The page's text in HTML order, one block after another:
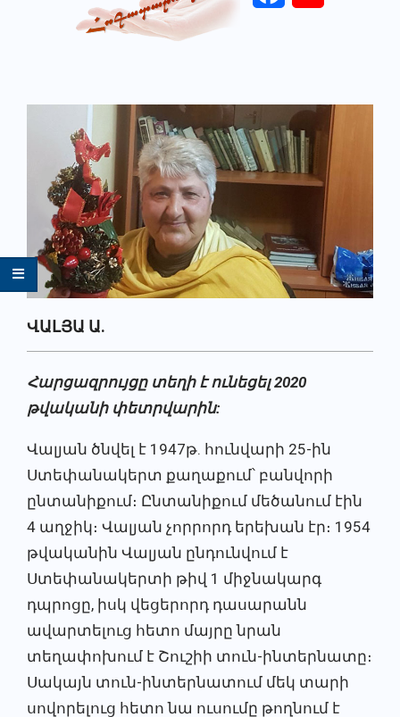
ՎԱԼՅԱ Ա.
Հարցազրույցը տեղի է ունեցել 2020
թվականի փետրվարին:
Վալյան ծնվել է 1947թ. հունվարի 25-ին
Ստեփանակերտ քաղաքում՝ բանվորի
ընտանիքում։ Ընտանիքում մեծանում էին
4 աղջիկ։ Վալյան չորրորդ երեխան էր։ 1954
թվականին Վալյան ընդունվում է
Ստեփանակերտի թիվ 1 միջնակարգ
դպրոցը, իսկ վեցերորդ դասարանն
ավարտելուց հետո մայրը նրան
տեղափոխում է Շուշիի տուն-ինտերնատը։
Սակայն տուն-ինտերնատում մեկ տարի
սովորելուց հետո նա ուսումը թողնում է